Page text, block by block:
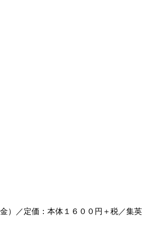
）／定価：本体１６００円＋税／集英